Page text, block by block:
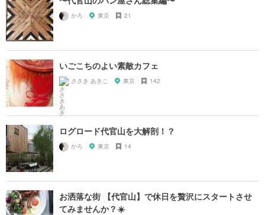
かろ 東京 21
いごこちのよい素敵カフェ
ささき あきこ 東京 142
ログロード代官山を大解剖！？
かろ 東京 14
お洒落な街 【代官山】で休日を贅沢にスタートさせ
てみませんか？☀️